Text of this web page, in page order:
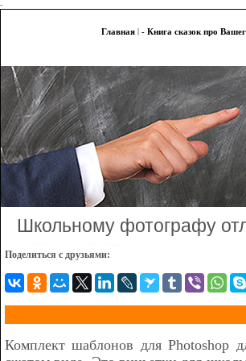
-
Главная | - Книга сказок про
Школьному фотографу
Поделиться с друзьями:
Комплект шаблонов для Photoshop